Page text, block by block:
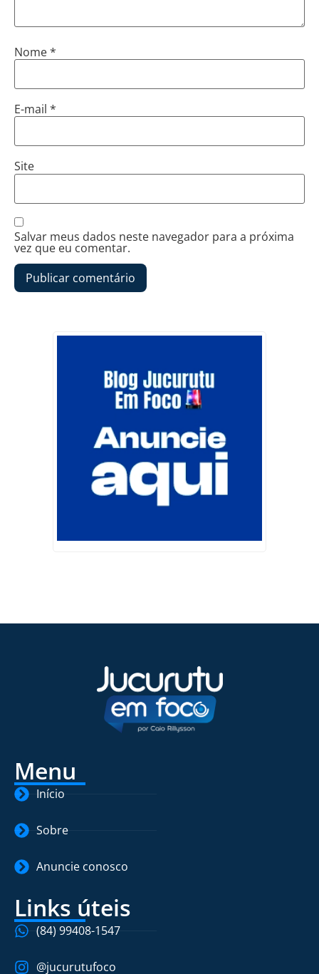
Nome*
E-mail *
Site
Salvar meus dados neste navegador para a próxima
vez que eu comentar.
Menu
Início
Sobre
Anuncie conosco
Links úteis
(84) 99408-1547
@jucurutufoco